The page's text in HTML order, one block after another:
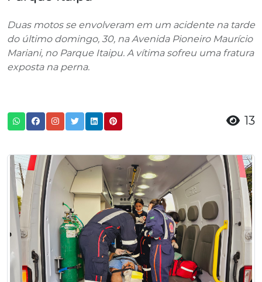
Duas motos se envolveram em um acidente na tarde
do último domingo, 30, na Avenida Pioneiro Maurício
Mariani, no Parque Itaipu. A vítima sofreu uma fratura
exposta na perna.
13